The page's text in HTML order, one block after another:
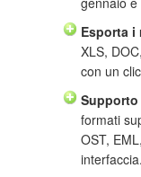
Esporta i
XLS,
con un
formati
OST,
interfaccia.